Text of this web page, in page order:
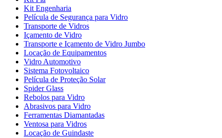
Kit Engenharia
Película de Segurança para Vidro
Transporte de Vidros
Içamento de Vidro
Transporte e Içamento de Vidro Jumbo
Locação de Equipamentos
Vidro Automotivo
Sistema Fotovoltaico
Película de Proteção Solar
Spider Glass
Rebolos para Vidro
Abrasivos para Vidro
Ferramentas Diamantadas
Ventosa para Vidros
Locação de Guindaste